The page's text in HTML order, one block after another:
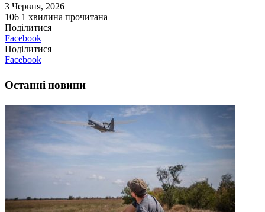
3 Червня, 2026
106 1 хвилина прочитана
Поділитися
Facebook
Поділитися
Facebook
Останні новини